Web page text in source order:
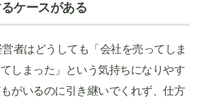
ケースがある
者はどうしても「会社を売ってしま
しまった」という気持ちになりやす
がいるのに引き継いでくれず、仕方